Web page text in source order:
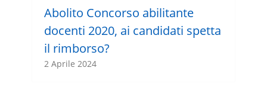
Abolito Concorso abilitante
docenti 2020, ai candidati spetta
il rimborso?
2 Aprile 2024